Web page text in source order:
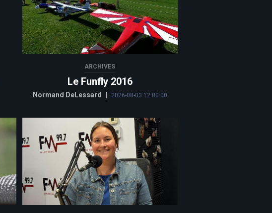
ARCHIVES
Le Funfly 2016
Normand DeLessard 2026-08-03 12:00:00